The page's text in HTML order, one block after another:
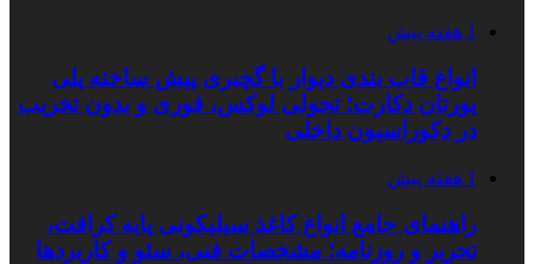
1 هفته پیش
انواع قاب بندی دیوار با گچبری پیش ساخته پلی
یورتان دکارت؛ تحولی لوکس، فوری و بدون تخریب
در دکوراسیون داخلی
1 هفته پیش
راهنمای جامع انواع کاغذ سیلیکونی پایه کرافت،
تحریر و روزنامه؛ مشخصات فنی، سئو و کاربردها